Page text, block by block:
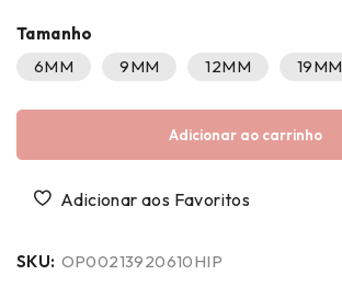
Tamanho
6MM
9MM 12MM 19MM
Adicionar ao carrinho
SKU: OP00213920610HIP